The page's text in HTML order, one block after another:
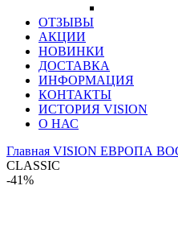
ОТЗЫВЫ
АКЦИИ
НОВИНКИ
ДОСТАВКА
ИНФОРМАЦИЯ
КОНТАКТЫ
ИСТОРИЯ VISION
О НАС
Главная VISION ЕВРОПА
CLASSIC
-41%